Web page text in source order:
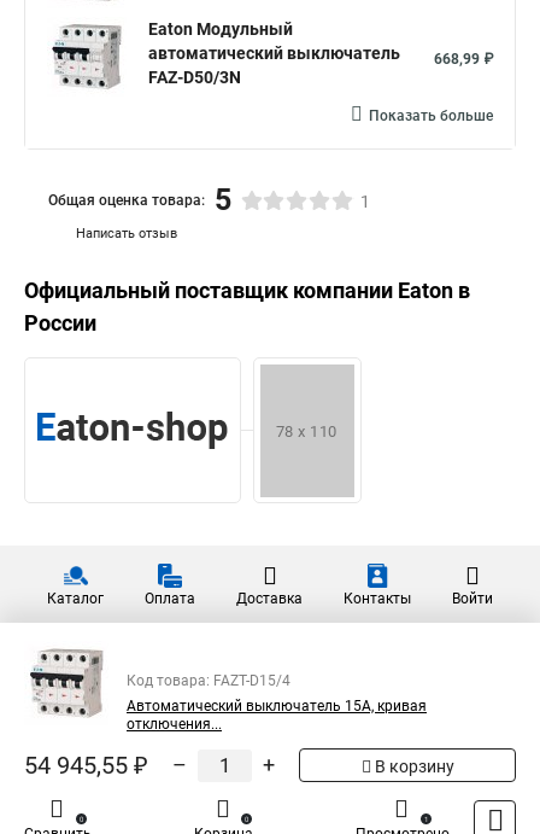
Eaton Модульный
автоматический выключатель
FAZ-D50/3N
668,99 ₽
Показать больше
Написать отзыв
Общая оценка товара: 5 1
Официальный поставщик компании Eaton в
России
Каталог Оплата Доставка Контакты Войти
Код товара: FAZT-D15/4
Автоматический выключатель 15А, кривая
отключения...
54 945,55 ₽ – + В корзину
0 0 1